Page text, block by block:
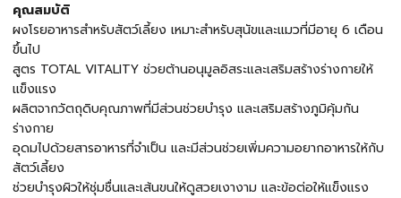
คุณสมบัติ
ผงโรยอาหารสำหรับสัตว์เลี้ยง เหมาะสำหรับสุนัขและแมวที่มีอายุ 6 เดือน
ขึ้นไป
สูตร TOTAL VITALITY ช่วยต้านอนุมูลอิสระและเสริมสร้างร่างกายให้
แข็งแรง
ผลิตจากวัตถุดิบคุณภาพที่มีส่วนช่วยบำรุง และเสริมสร้างภูมิคุ้มกัน
ร่างกาย
อุดมไปด้วยสารอาหารที่จำเป็น และมีส่วนช่วยเพิ่มความอยากอาหารให้กับ
สัตว์เลี้ยง
ช่วยบำรุงผิวให้ชุ่มชื่นและเส้นขนให้ดูสวยเงางาม และข้อต่อให้แข็งแรง